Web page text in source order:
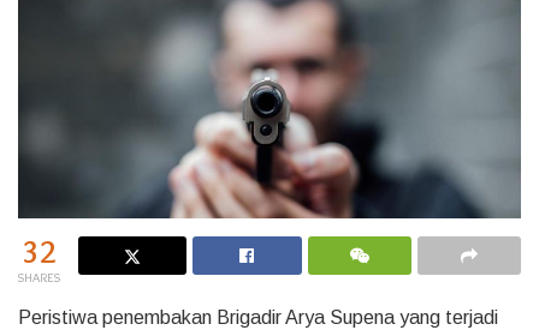
32
SHARES
Peristiwa penembakan Brigadir Arya Supena yang terjadi